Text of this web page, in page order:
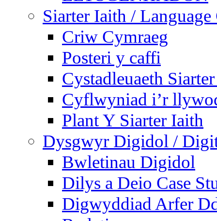
Siarter Iaith / Language
Criw Cymraeg
Posteri y caffi
Cystadleuaeth
Cyflwyniad i’r
Plant Y Siarter Iaith
Dysgwyr Digidol /
Bwletinau Digidol
Dilys a Deio Case
Digwyddiad Arfer